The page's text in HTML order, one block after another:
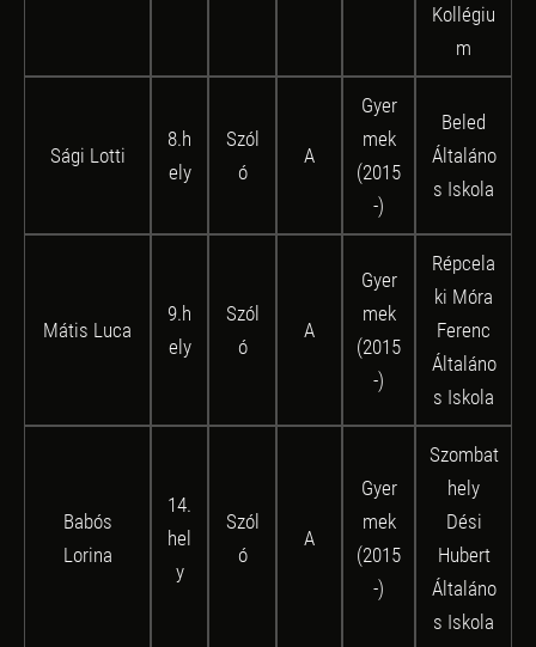
Kollégiu
m
Sági Lotti
8.h
ely
Szól
ó
A
Gyer
mek
(2015
-)
Beled
Általáno
s Iskola
Mátis Luca
9.h
ely
Szól
ó
A
Gyer
mek
(2015
-)
Répcela
ki Móra
Ferenc
Általáno
s Iskola
Babós
Lorina
14.
hel
y
Szól
ó
A
Gyer
mek
(2015
-)
Szombat
hely
Dési
Hubert
Általáno
s Iskola